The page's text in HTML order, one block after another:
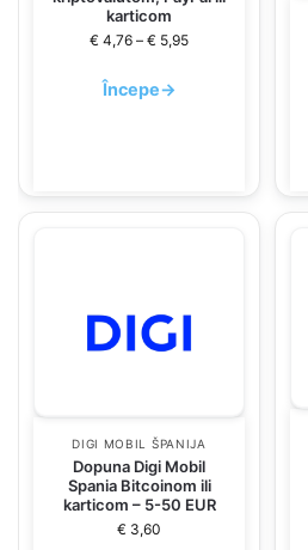
karticom
€ 4,76 – € 5,95
Începe→
DIGI MOBIL ŠPANIJA
Dopuna Digi Mobil
Spania Bitcoinom ili
karticom – 5-50 EUR
€ 3,60